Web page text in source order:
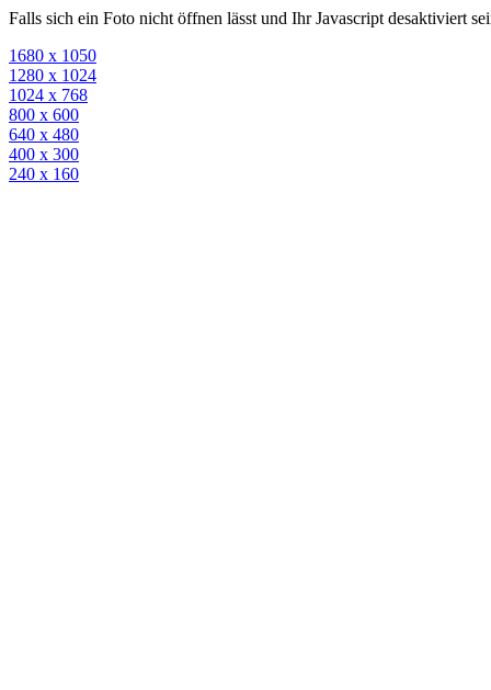
Falls sich ein Foto nicht öffnen lässt und Ihr Javascript desaktiviert
1680 x 1050
1280 x 1024
1024 x 768
800 x 600
640 x 480
400 x 300
240 x 160